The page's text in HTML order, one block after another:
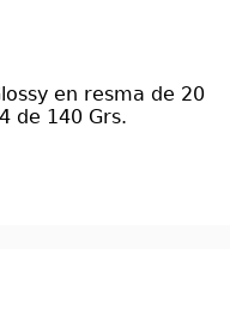
en resma de 20
de 140 Grs.